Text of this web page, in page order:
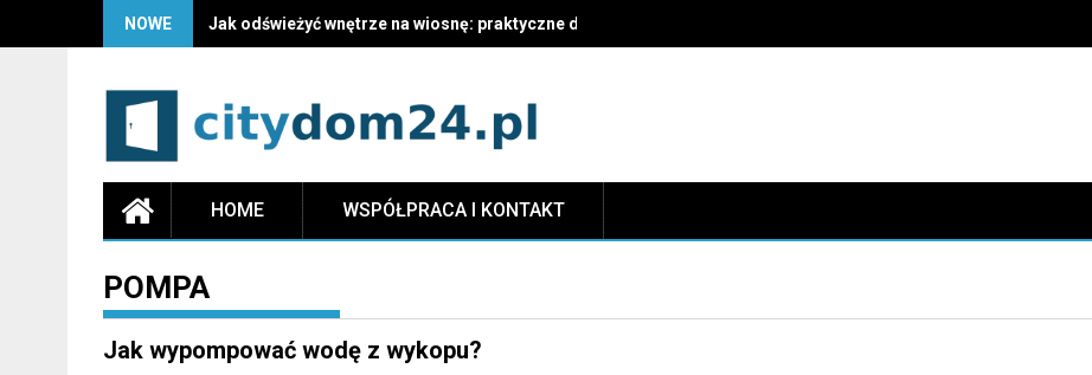
NOWE Jak odświeżyć wnętrze na wiosnę: praktyczne dekoracje i najczęstsze pułapki do uniknięcia
HOME WSPÓŁPRACA I KONTAKT
POMPA
Jak wypompować wodę z wykopu?